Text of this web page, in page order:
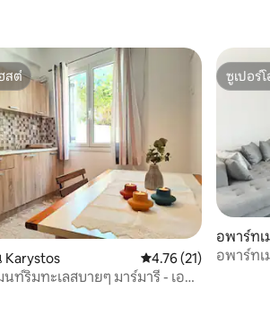
สต์
สต์
Karystos คะแนนเฉลี่ย 4.76 จาก
4.76 (21)
ท์ริมทะเลสบายๆ มาร์มารี - เอ
ซูเปอร์
ซูเปอร์
อพาร์ทเ
อพาร์ทเ